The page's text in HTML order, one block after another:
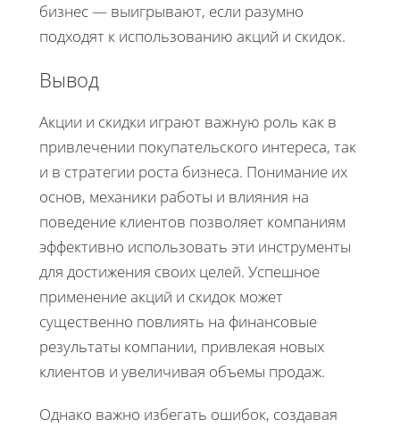
бизнес — выигрывают, если разумно
подходят к использованию акций и скидок.
Вывод
Акции и скидки играют важную роль как в
привлечении покупательского интереса, так
и в стратегии роста бизнеса. Понимание их
основ, механики работы и влияния на
поведение клиентов позволяет компаниям
эффективно использовать эти инструменты
для достижения своих целей. Успешное
применение акций и скидок может
существенно повлиять на финансовые
результаты компании, привлекая новых
клиентов и увеличивая объемы продаж.
Однако важно избегать ошибок, создавая